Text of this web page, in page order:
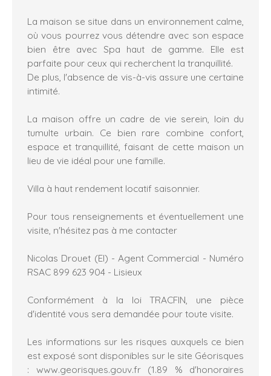
La maison se situe dans un environnement calme,
où vous pourrez vous détendre avec son espace
bien être avec Spa haut de gamme. Elle est
parfaite pour ceux qui recherchent la tranquillité.
De plus, l'absence de vis-à-vis assure une certaine
intimité.
La maison offre un cadre de vie serein, loin du
tumulte urbain. Ce bien rare combine confort,
espace et tranquillité, faisant de cette maison un
lieu de vie idéal pour une famille.
Villa à haut rendement locatif saisonnier.
Pour tous renseignements et éventuellement une
visite, n'hésitez pas à me contacter
Nicolas Drouet (EI) - Agent Commercial - Numéro
RSAC 899 623 904 - Lisieux
Conformément à la loi TRACFIN, une pièce
d'identité vous sera demandée pour toute visite.
Les informations sur les risques auxquels ce bien
est exposé sont disponibles sur le site Géorisques
: www.georisques.gouv.fr (1.89 % d'honoraires